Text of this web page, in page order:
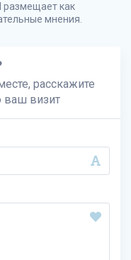
размещает как
мнения.
расскажите
ваш визит